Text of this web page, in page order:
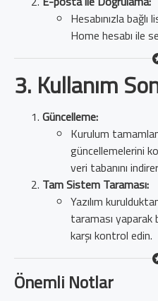
Hesabınızla
Home hesabı ile
3. Kullanım
Güncelleme:
Kurulum
güncellemelerini
veri tabanını
Tam Sistem Taraması:
Yazılım
taraması yaparak
karşı kontrol edin.
Önemli Notlar